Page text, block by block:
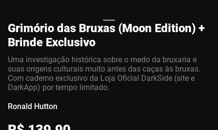
Grimório das Bruxas (Moon Edition) +
Brinde Exclusivo
Uma investigação histórica sobre o medo da bruxaria e
suas origens culturais muito antes das caças às bruxas.
Com caderno exclusivo da Loja Oficial DarkSide (site e
DarkApp) por tempo limitado.
Ronald Hutton